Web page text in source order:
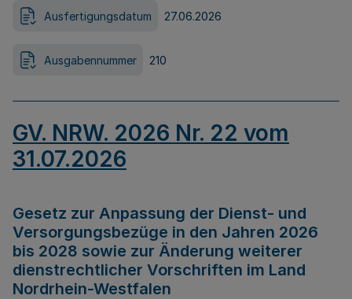
Ausfertigungsdatum 27.06.2026
Ausgabennummer 210
GV. NRW. 2026 Nr. 22 vom
31.07.2026
Gesetz zur Anpassung der Dienst- und
Versorgungsbezüge in den Jahren 2026
bis 2028 sowie zur Änderung weiterer
dienstrechtlicher Vorschriften im Land
Nordrhein-Westfalen